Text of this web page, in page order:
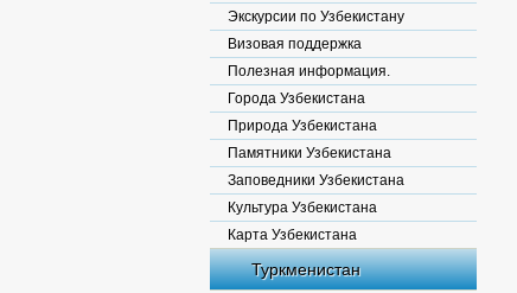
Экскурсии по Узбекистану
Визовая поддержка
Полезная информация.
Города Узбекистана
Природа Узбекистана
Памятники Узбекистана
Заповедники Узбекистана
Культура Узбекистана
Карта Узбекистана
Туркменистан